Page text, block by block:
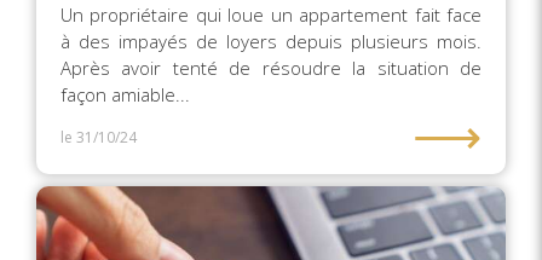
Un propriétaire qui loue un appartement fait face
à des impayés de loyers depuis plusieurs mois.
Après avoir tenté de résoudre la situation de
façon amiable...
le 31/10/24 ⟶